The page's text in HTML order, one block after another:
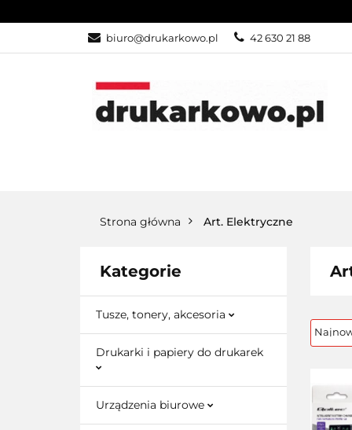
biuro@drukarkowo.pl 42 630 21 88
KATEGORIE
Strona główna Art. Elektryczne
Kategorie
Tusze, tonery, akcesoria
Drukarki i papiery do drukarek
Urządzenia biurowe